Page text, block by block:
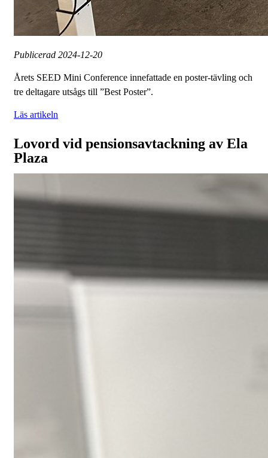
Publicerad 2024-12-20
Årets SEED Mini Conference innefattade en poster-tävling och
tre deltagare utsågs till ”Best Poster”.
Läs artikeln
Lovord vid pensionsavtackning av Ela
Plaza